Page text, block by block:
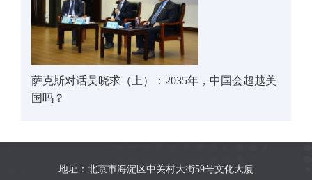
萨克斯对话吴晓求（上）：2035年，中国会超越美
国吗？
地址：北京市海淀区中关村大街59号文化大厦